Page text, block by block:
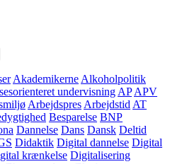
Akademikerne Alkoholpolitik
undervisning AP APV
Arbejdspres Arbejdstid AT
Besparelse BNP
Dannelse Dans Dansk Deltid
Didaktik Digital dannelse Digital
krænkelse Digitalisering